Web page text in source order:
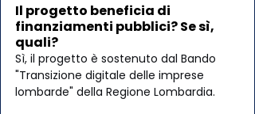
Il progetto beneficia di
finanziamenti pubblici? Se sì,
quali?
Sì, il progetto è sostenuto dal Bando
"Transizione digitale delle imprese
lombarde" della Regione Lombardia.